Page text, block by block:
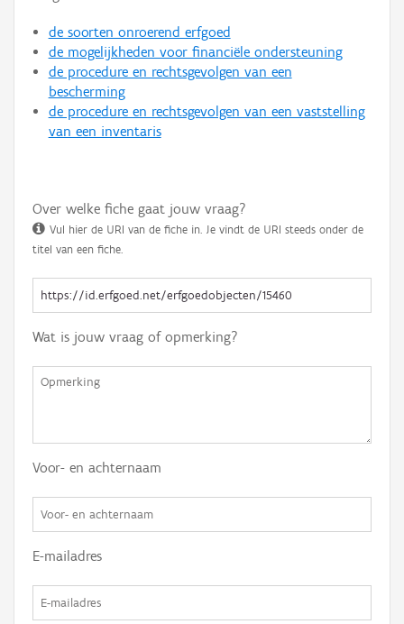
de soorten onroerend erfgoed
de mogelijkheden voor financiële ondersteuning
de procedure en rechtsgevolgen van een
bescherming
de procedure en rechtsgevolgen van een vaststelling
van een inventaris
Over welke fiche gaat jouw vraag?
Vul hier de URI van de fiche in. Je vindt de URI steeds onder de
titel van een fiche.
Wat is jouw vraag of opmerking?
Voor- en achternaam
E-mailadres